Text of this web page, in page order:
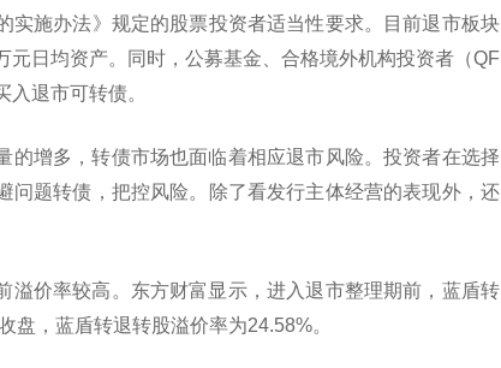
实施办法》规定的股票投资者适当性要求。目前退市板块
日均资产。同时，公募基金、合格境外机构投资者（QF
入退市可转债。
的增多，转债市场也面临着相应退市风险。投资者在选择
问题转债，把控风险。除了看发行主体经营的表现外，还
溢价率较高。东方财富显示，进入退市整理期前，蓝盾转
，蓝盾转退转股溢价率为24.58%。